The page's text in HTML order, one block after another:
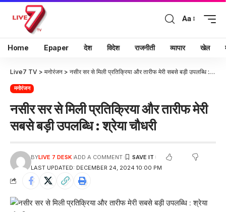
Aa
Home Epaper देश विदेश राजनीती व्यापार खेल
Live7 TV > मनोरंजन > नसीर सर से मिली प्रतिक्रिया और तारीफ मेरी सबसे बड़ी उपलब्धि : श्रेया चौधरी
मनोरंजन
नसीर सर से मिली प्रतिक्रिया और तारीफ मेरी
सबसे बड़ी उपलब्धि : श्रेया चौधरी
LAST UPDATED: DECEMBER 24, 2024 10:00 PM
BYLIVE 7 DESK ADD A COMMENT